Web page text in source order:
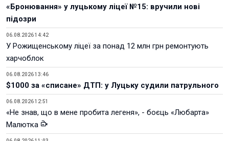
«Бронювання» у луцькому ліцеї №15: вручили нові
підозри
06.08.2026 14:42
У Рожищенському ліцеї за понад 12 млн грн ремонтують
харчоблок
06.08.2026 13:46
$1000 за «списане» ДТП: у Луцьку судили патрульного
06.08.2026 12:51
«Не знав, що в мене пробита легеня», - боєць «Любарта»
Малютка